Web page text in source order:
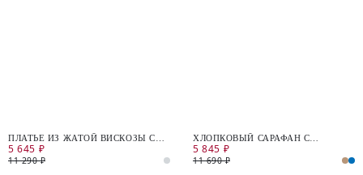
ПЛАТЬЕ ИЗ ЖАТОЙ ВИСКОЗЫ С
ДЕКОРАТИВНЫМ УЗЛОМ
5 645 ₽
11 290 ₽
ХЛОПКОВЫЙ САРАФАН С
НАКЛАДНЫМИ КАРМАНАМИ
5 845 ₽
11 690 ₽